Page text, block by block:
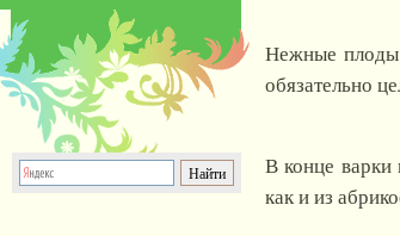
Нежные плоды
обязательно
В конце варки
как и из